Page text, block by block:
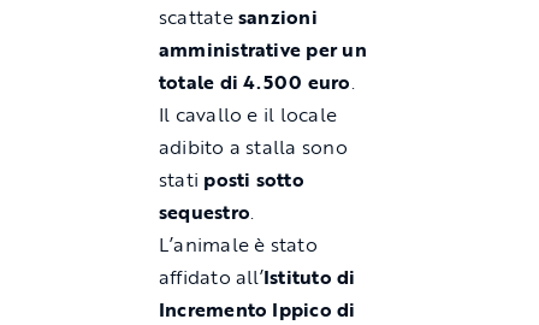
scattatesanzioni
amministrative per un
totale di 4.500 euro.
Il cavallo e il locale
adibito a stalla sono
stati posti sotto
sequestro.
L’animale è stato
affidato all’Istituto di
Incremento Ippico di